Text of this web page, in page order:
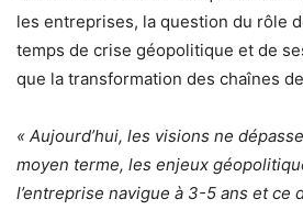
les entreprises, la question du rôle
temps de crise géopolitique et de
que la transformation des chaînes
« Aujourd’hui, les visions ne
moyen terme, les enjeux
l’entreprise navigue à 3-5 ans et ce